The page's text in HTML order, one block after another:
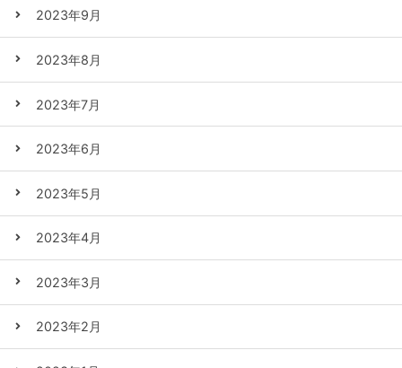
2023年9月
2023年8月
2023年7月
2023年6月
2023年5月
2023年4月
2023年3月
2023年2月